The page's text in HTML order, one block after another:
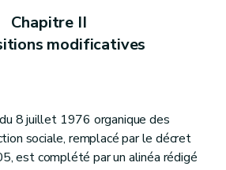
en vigueur
Chapitre II
modificatives
8 juillet 1976 organique des
sociale, remplacé par le décret
est complété par un alinéa rédigé